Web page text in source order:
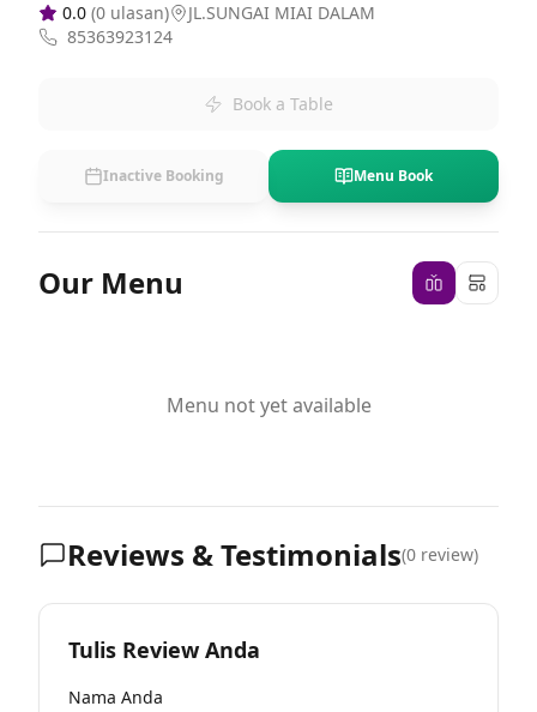
0.0 (0 ulasan)
JL.SUNGAI MIAI DALAM
85363923124
Book a Table
Inactive Booking Menu Book
Our Menu
Menu not yet available
Reviews & Testimonials(0 review)
Tulis Review Anda
Nama Anda